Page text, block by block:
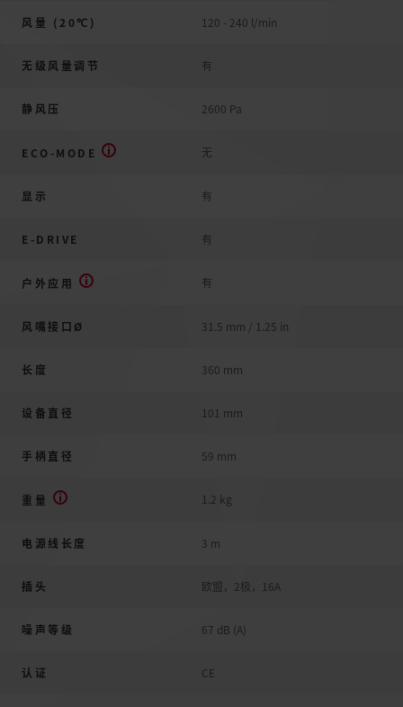
风量 (20℃) 120 - 240 l/min
无级风量调节 有
静风压 2600 Pa
ECO-MODE 无
显示 有
E-DRIVE 有
户外应用 有
风嘴接口Ø 31.5 mm / 1.25 in
长度 360 mm
设备直径 101 mm
手柄直径 59 mm
重量 1.2 kg
电源线长度 3 m
插头 欧盟，2极，16A
噪声等级 67 dB (A)
认证 CE